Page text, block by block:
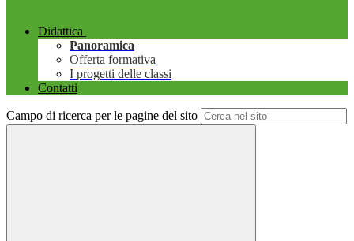
Didattica
Panoramica
Offerta formativa
I progetti delle classi
Contatti
Campo di ricerca per le pagine del sito